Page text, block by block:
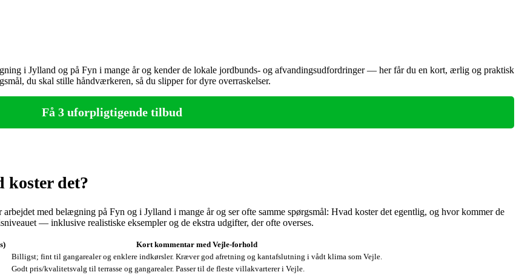
i Jylland og på Fyn i mange år og kender de lokale jordbunds‑ og afvandingsudfordringer — her får du en kort, ærlig og praktisk
du skal stille håndværkeren, så du slipper for dyre overraskelser.
Få 3 uforpligtigende tilbud
det?
med belægning på Fyn og i Jylland i mange år og ser ofte samme spørgsmål: Hvad koster det egentlig, og hvor kommer de
— inklusive realistiske eksempler og de ekstra udgifter, der ofte overses.
Kort kommentar med Vejle-forhold
Billigst; fint til gangarealer og enklere indkørsler. Kræver god afretning og kantafslutning i vådt klima som Vejle.
Godt pris/kvalitetsvalg til terrasse og gangarealer. Passer til de fleste villakvarterer i Vejle.